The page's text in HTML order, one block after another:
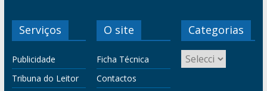
Serviços
Publicidade
Tribuna do Leitor
O site
Ficha Técnica
Contactos
Categorias